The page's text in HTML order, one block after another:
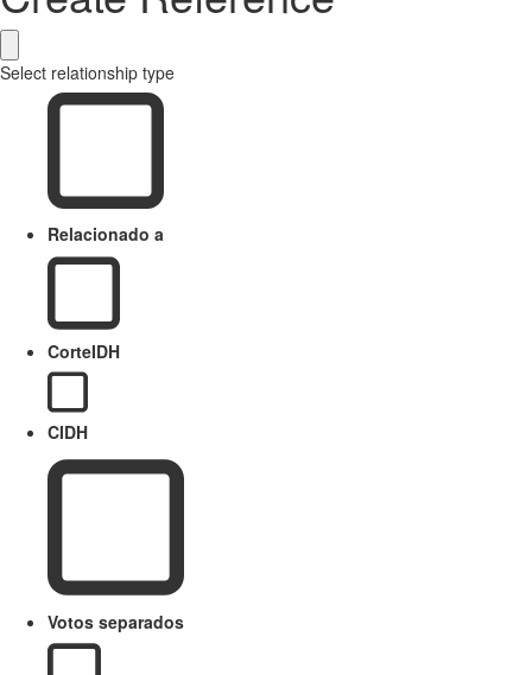
Select relationship type
Relacionado a
CorteIDH
CIDH
Votos separados